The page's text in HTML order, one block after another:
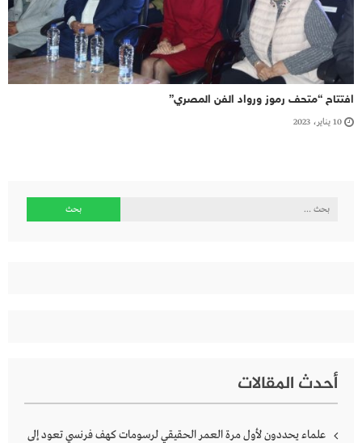
افتتاح “متحف رموز ورواد الفن المصري”
10 يناير، 2023
البحث
أحدث المقالات
علماء يحددون لأول مرة العمر الحقيقي لرسومات كهف فرنسي تعود إلى